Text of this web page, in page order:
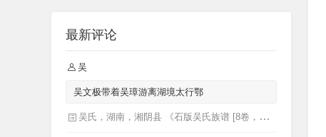
最新评论
吴
吴文极带着吴璋游离湖境太行鄂
吴氏，湖南，湘阴县 《石版吴氏族谱 [8卷，首1卷](别名：吴氏族谱)》